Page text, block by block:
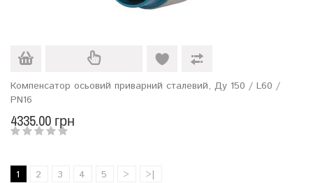
Компенсатор осьовий приварний сталевий, Ду 150 / L60 /
PN16
4335.00 грн
1 2 3 4 5 >
>|